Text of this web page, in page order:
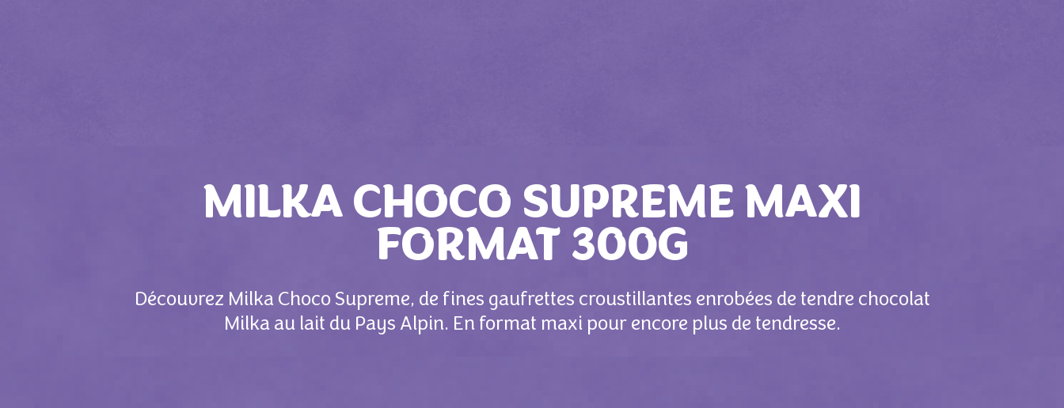
MILKA CHOCO SUPREME MAXI
FORMAT 300G
Découvrez Milka Choco Supreme, de fines gaufrettes croustillantes enrobées de tendre chocolat
Milka au lait du Pays Alpin. En format maxi pour encore plus de tendresse.